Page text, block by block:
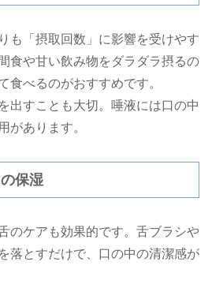
も「摂取回数」に影響を受けやす
食や甘い飲み物をダラダラ摂るの
食べるのがおすすめです。
出すことも大切。唾液には口の中
があります。
保湿
のケアも効果的です。舌ブラシや
落とすだけで、口の中の清潔感が